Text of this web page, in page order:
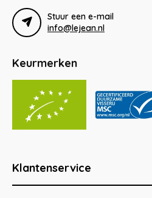
Stuur een e-mail
info@lejean.nl
Keurmerken
Klantenservice